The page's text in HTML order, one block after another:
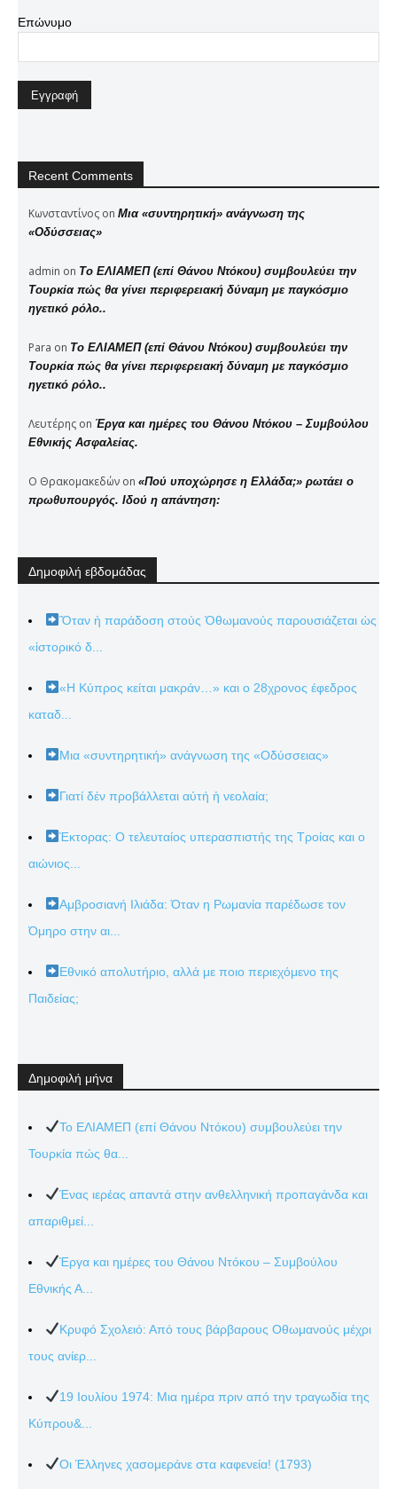
Επώνυμο
Recent Comments
Κωνσταντίνος on Μια «συντηρητική» ανάγνωση της
«Οδύσσειας»
admin on Το ΕΛΙΑΜΕΠ (επί Θάνου Ντόκου) συμβουλεύει την
Τουρκία πώς θα γίνει περιφερειακή δύναμη με παγκόσμιο
ηγετικό ρόλο..
Para on Το ΕΛΙΑΜΕΠ (επί Θάνου Ντόκου) συμβουλεύει την
Τουρκία πώς θα γίνει περιφερειακή δύναμη με παγκόσμιο
ηγετικό ρόλο..
Λευτέρης on Έργα και ημέρες του Θάνου Ντόκου – Συμβούλου
Εθνικής Ασφαλείας.
Ο Θρακομακεδών on «Πού υποχώρησε η Ελλάδα;» ρωτάει ο
πρωθυπουργός. Ιδού η απάντηση:
Δημοφιλή εβδομάδας
Ὅταν ἡ παράδοση στούς Ὀθωμανούς παρουσιάζεται ὡς
«ἱστορικό δ...
«Η Κύπρος κείται μακράν…» και ο 28χρονος έφεδρος
καταδ...
Μια «συντηρητική» ανάγνωση της «Οδύσσειας»
Γιατί δέν προβάλλεται αὐτή ἡ νεολαία;
Έκτορας: Ο τελευταίος υπερασπιστής της Τροίας και ο
αιώνιος...
Αμβροσιανή Ιλιάδα: Όταν η Ρωμανία παρέδωσε τον
Όμηρο στην αι...
Εθνικό απολυτήριο, αλλά με ποιο περιεχόμενο της
Παιδείας;
Δημοφιλή μήνα
Το ΕΛΙΑΜΕΠ (επί Θάνου Ντόκου) συμβουλεύει την
Τουρκία πώς θα...
Ένας ιερέας απαντά στην ανθελληνική προπαγάνδα και
απαριθμεί...
Έργα και ημέρες του Θάνου Ντόκου – Συμβούλου
Εθνικής Α...
Κρυφό Σχολειό: Από τους βάρβαρους Οθωμανούς μέχρι
τους ανίερ...
19 Ιουλίου 1974: Μια ημέρα πριν από την τραγωδία της
Κύπρου&...
Οι Έλληνες χασομεράνε στα καφενεία! (1793)